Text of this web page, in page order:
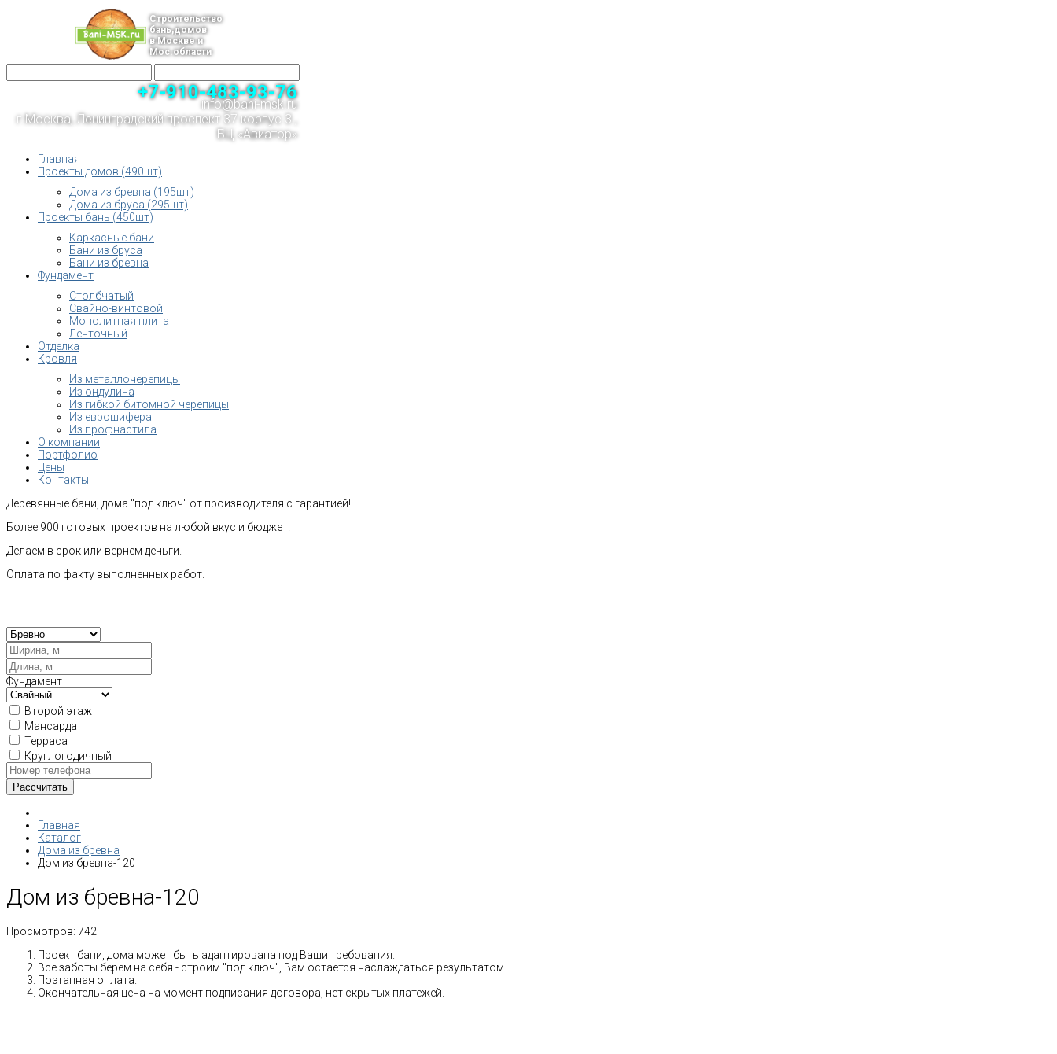
Строительство
бань,домов
в Москве и
Мос.области
+7-910-483-93-76
info@bani-msk.ru
г.Москва, Ленинградский проспект 37 корпус 3 ,
БЦ «Авиатор»
Главная
Проекты домов (490шт)
Дома из бревна (195шт)
Дома из бруса (295шт)
Проекты бань (450шт)
Каркасные бани
Бани из бруса
Бани из бревна
Фундамент
Столбчатый
Свайно-винтовой
Монолитная плита
Ленточный
Отделка
Кровля
Из металлочерепицы
Из ондулина
Из гибкой битомной черепицы
Из еврошифера
Из профнастила
О компании
Портфолио
Цены
Контакты
Деревянные бани, дома "под ключ" от производителя с гарантией!
Более 900 готовых проектов на любой вкус и бюджет.
Делаем в срок или вернем деньги.
Оплата по факту выполненных работ.
Фундамент
Второй этаж
Мансарда
Терраса
Круглогодичный
Главная
Каталог
Дома из бревна
Дом из бревна-120
Дом из бревна-120
Просмотров: 742
Проект бани, дома может быть адаптирована под Ваши требования.
Все заботы берем на себя - строим "под ключ", Вам остается наслаждаться результатом.
Поэтапная оплата.
Окончательная цена на момент подписания договора, нет скрытых платежей.